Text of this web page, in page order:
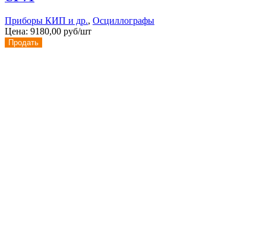
Приборы КИП и др., Осциллографы
Цена: 9180,00 руб/шт
Продать